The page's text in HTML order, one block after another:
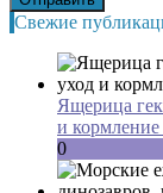
Свежие
Ящерица
и
0